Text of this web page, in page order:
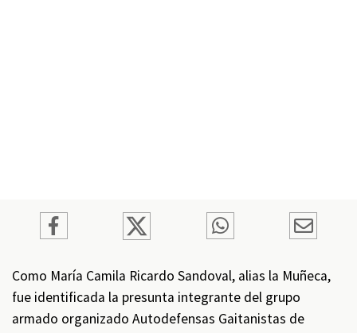
Como María Camila Ricardo Sandoval, alias la Muñeca,
fue identificada la presunta integrante del grupo
armado organizado Autodefensas Gaitanistas de